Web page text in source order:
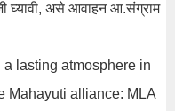
घ्यावी, असे आवाहन आ.संग्राम
lasting atmosphere in
Mahayuti alliance: MLA